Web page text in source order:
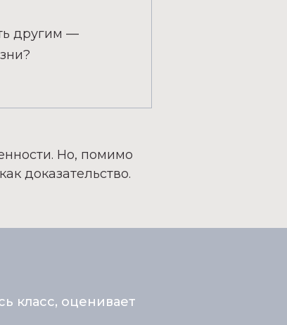
другим —
Но, помимо
доказательство.
класс, оценивает